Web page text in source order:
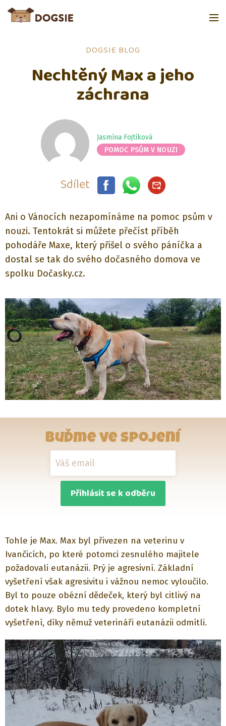
DOGSIE BLOG
Nechtěný Max a jeho
záchrana
Jasmína Fojtíková
POMOC PSŮM V NOUZI
Sdílet
Ani o Vánocích nezapomínáme na pomoc psům v
nouzi. Tentokrát si můžete přečíst příběh
pohodáře Maxe, který přišel o svého páníčka a
dostal se tak do svého dočasného domova ve
spolku Dočasky.cz.
Buďme ve spojení
Přihlásit se k odběru
Tohle je Max. Max byl přivezen na veterinu v
Ivančicích, po které potomci zesnulého majitele
požadovali eutanázii. Prý je agresivní. Základní
vyšetření však agresivitu i vážnou nemoc vyloučilo.
Byl to pouze obézní dědeček, který byl citlivý na
dotek hlavy. Bylo mu tedy provedeno kompletní
vyšetření, díky němuž veterináři eutanázii odmítli.